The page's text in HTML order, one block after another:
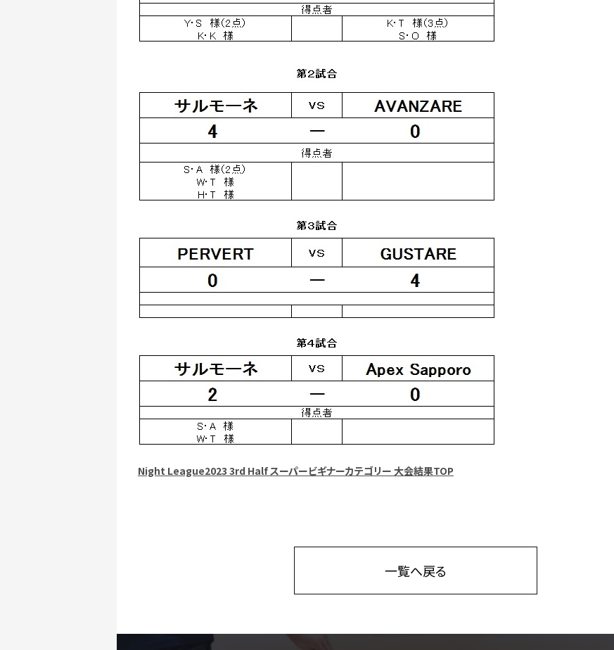
Night League2023 3rd Half スーパービギナーカテゴリー 大会結果TOP
一覧へ戻る